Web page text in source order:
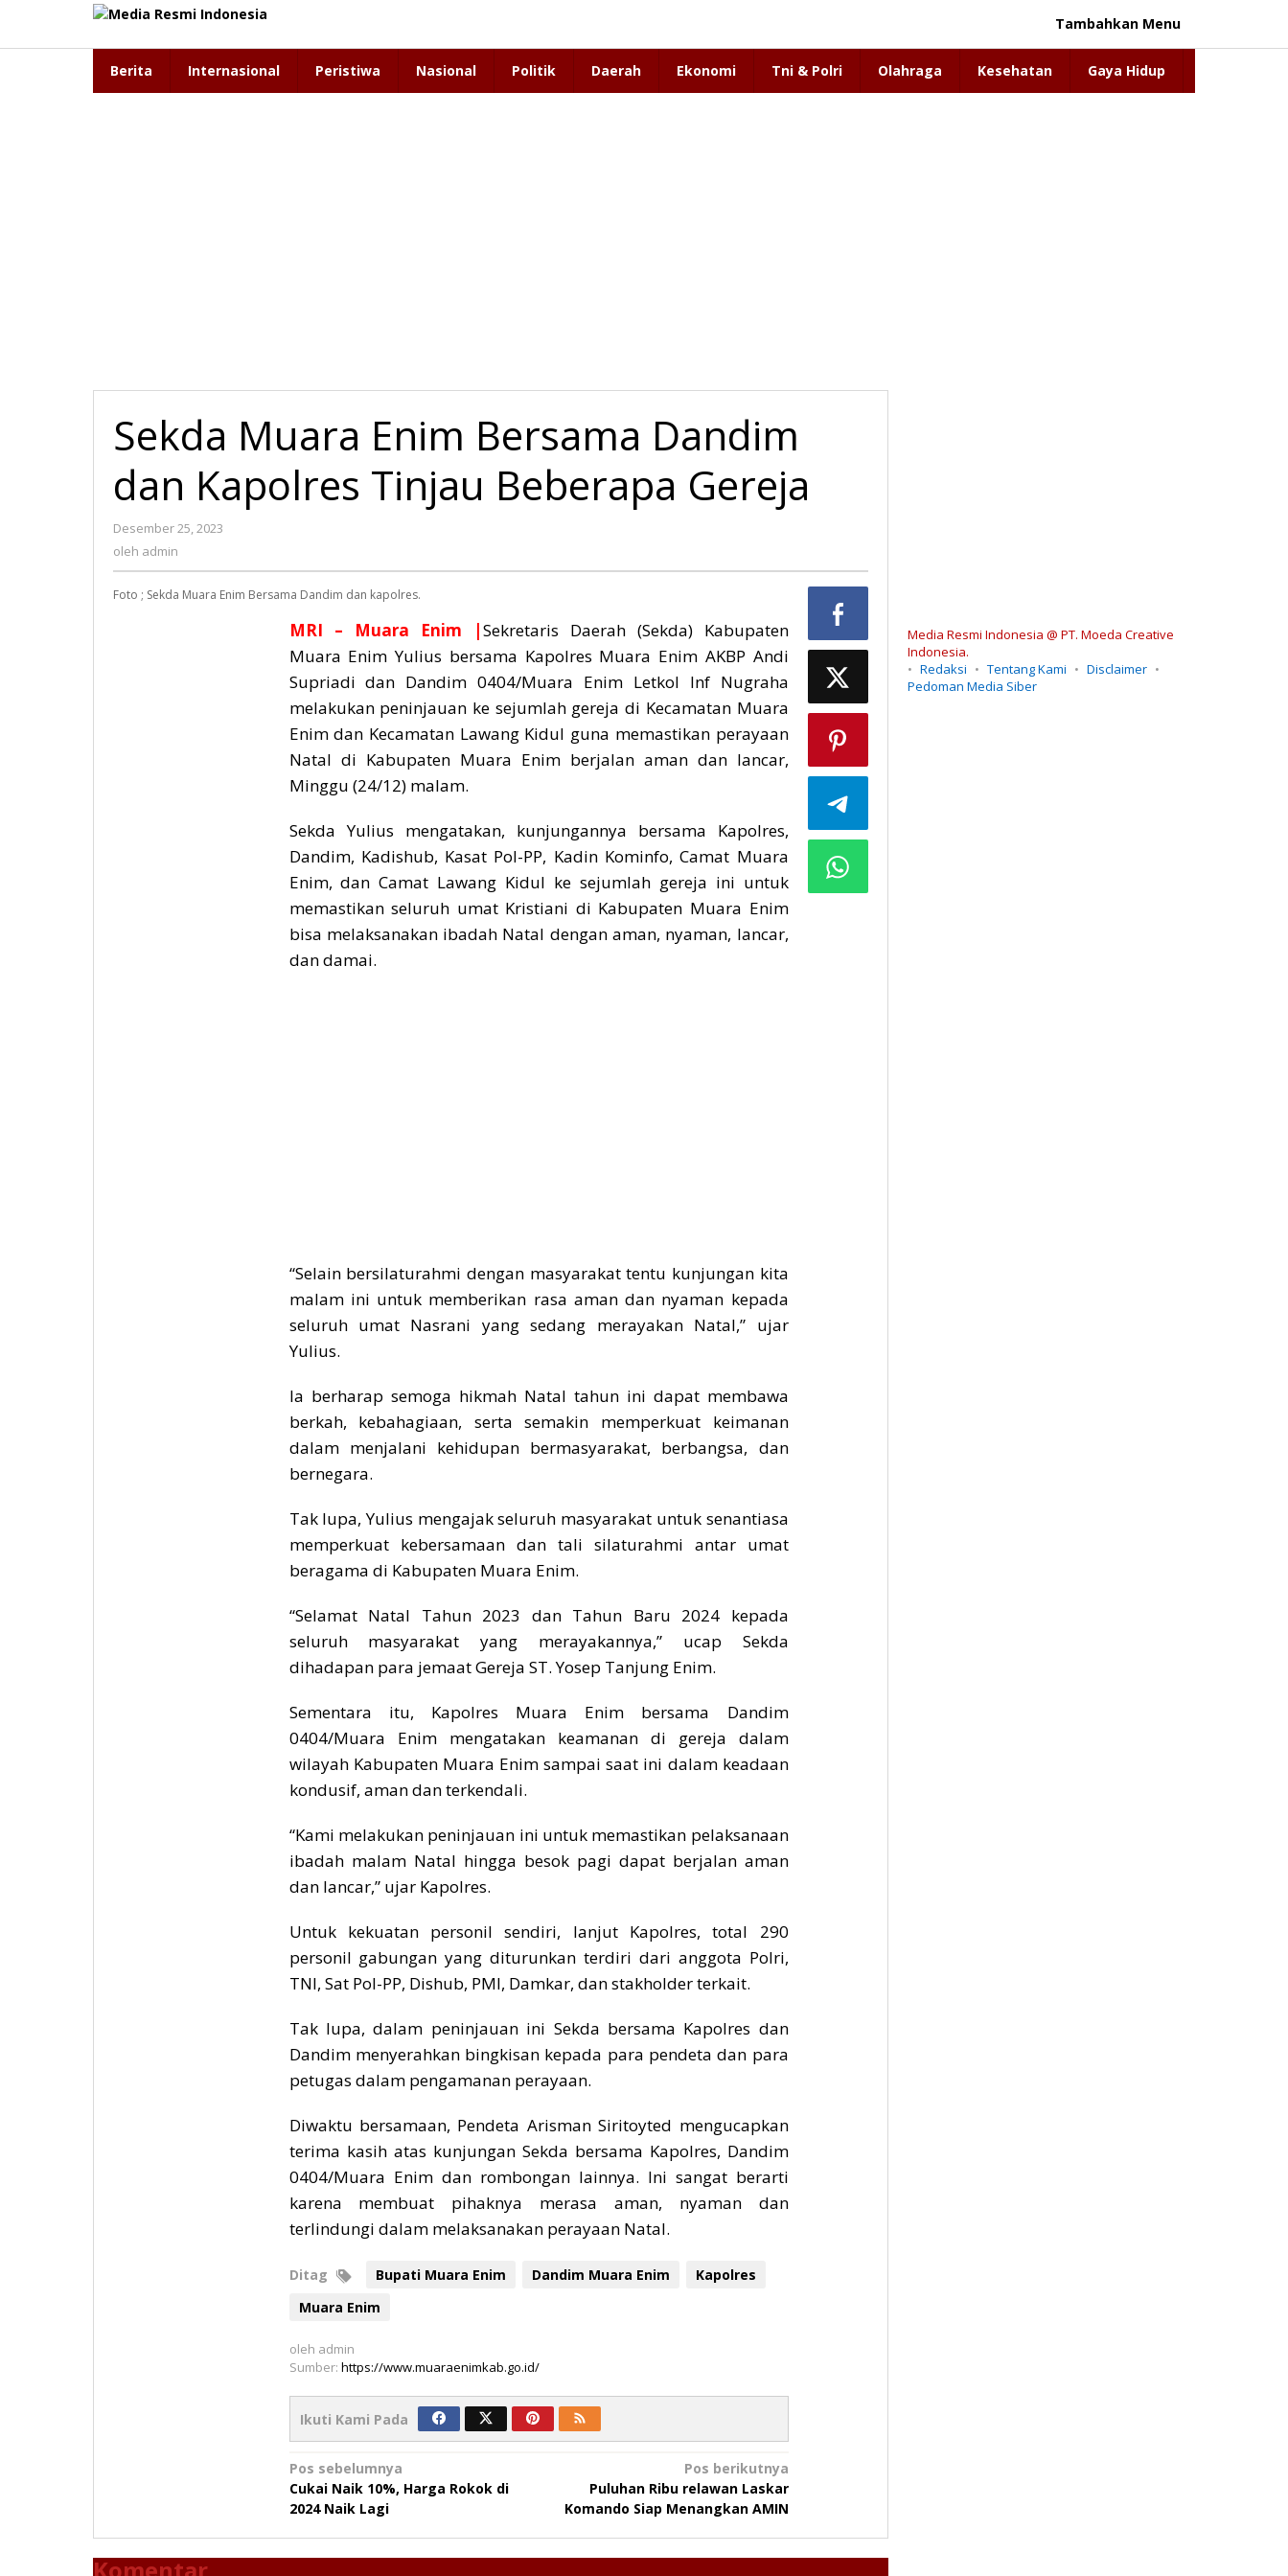
konten
Tambahkan Menu
Berita Internasional Peristiwa Nasional Politik Daerah Ekonomi Tni & Polri Olahraga Kesehatan Gaya Hidup
Sekda Muara Enim Bersama Dandim
dan Kapolres Tinjau Beberapa Gereja
Desember 25, 2023
oleh admin
Foto ; Sekda Muara Enim Bersama Dandim dan kapolres.
MRI – Muara Enim |Sekretaris Daerah (Sekda) Kabupaten
Muara Enim Yulius bersama Kapolres Muara Enim AKBP Andi
Supriadi dan Dandim 0404/Muara Enim Letkol Inf Nugraha
melakukan peninjauan ke sejumlah gereja di Kecamatan Muara
Enim dan Kecamatan Lawang Kidul guna memastikan perayaan
Natal di Kabupaten Muara Enim berjalan aman dan lancar,
Minggu (24/12) malam.
Sekda Yulius mengatakan, kunjungannya bersama Kapolres,
Dandim, Kadishub, Kasat Pol-PP, Kadin Kominfo, Camat Muara
Enim, dan Camat Lawang Kidul ke sejumlah gereja ini untuk
memastikan seluruh umat Kristiani di Kabupaten Muara Enim
bisa melaksanakan ibadah Natal dengan aman, nyaman, lancar,
dan damai.
“Selain bersilaturahmi dengan masyarakat tentu kunjungan kita
malam ini untuk memberikan rasa aman dan nyaman kepada
seluruh umat Nasrani yang sedang merayakan Natal,” ujar
Yulius.
Ia berharap semoga hikmah Natal tahun ini dapat membawa
berkah, kebahagiaan, serta semakin memperkuat keimanan
dalam menjalani kehidupan bermasyarakat, berbangsa, dan
bernegara.
Tak lupa, Yulius mengajak seluruh masyarakat untuk senantiasa
memperkuat kebersamaan dan tali silaturahmi antar umat
beragama di Kabupaten Muara Enim.
“Selamat Natal Tahun 2023 dan Tahun Baru 2024 kepada
seluruh masyarakat yang merayakannya,” ucap Sekda
dihadapan para jemaat Gereja ST. Yosep Tanjung Enim.
Sementara itu, Kapolres Muara Enim bersama Dandim
0404/Muara Enim mengatakan keamanan di gereja dalam
wilayah Kabupaten Muara Enim sampai saat ini dalam keadaan
kondusif, aman dan terkendali.
“Kami melakukan peninjauan ini untuk memastikan pelaksanaan
ibadah malam Natal hingga besok pagi dapat berjalan aman
dan lancar,” ujar Kapolres.
Untuk kekuatan personil sendiri, lanjut Kapolres, total 290
personil gabungan yang diturunkan terdiri dari anggota Polri,
TNI, Sat Pol-PP, Dishub, PMI, Damkar, dan stakholder terkait.
Tak lupa, dalam peninjauan ini Sekda bersama Kapolres dan
Dandim menyerahkan bingkisan kepada para pendeta dan para
petugas dalam pengamanan perayaan.
Diwaktu bersamaan, Pendeta Arisman Siritoyted mengucapkan
terima kasih atas kunjungan Sekda bersama Kapolres, Dandim
0404/Muara Enim dan rombongan lainnya. Ini sangat berarti
karena membuat pihaknya merasa aman, nyaman dan
terlindungi dalam melaksanakan perayaan Natal.
Ditag Bupati Muara Enim Dandim Muara Enim
Kapolres
Muara Enim
oleh admin
Sumber: https://www.muaraenimkab.go.id/
Ikuti Kami Pada
Navigasi
pos
Pos sebelumnya
Cukai Naik 10%, Harga Rokok di
2024 Naik Lagi
Pos berikutnya
Puluhan Ribu relawan Laskar
Komando Siap Menangkan AMIN
Media Resmi Indonesia @ PT. Moeda Creative
Indonesia.
Redaksi
Tentang Kami
Disclaimer
Pedoman Media Siber